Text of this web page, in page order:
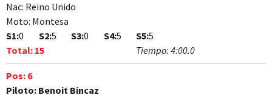
Nac: Reino Unido
Moto: Montesa
S1:0 S2:5 S3:0 S4:5 S5:5
Total: 15 Tiempo: 4:00.0
Pos: 6
Piloto: Benoit Bincaz